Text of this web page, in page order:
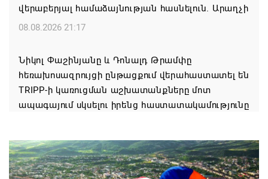
վերաբերյալ համաձայնության հասնելուն. Արաղչի
08.08.2026 21:17
Նիկոլ Փաշինյանը և Դոնալդ Թրամփը
հեռախոսազրույցի ընթացքում վերահաստատել են
TRIPP-ի կառուցման աշխատանքները մոտ
ապագայում սկսելու իրենց հաստատակամությունը
Փաշինյանն ու Ալիևը հեռախոսազրույց են ունեցել․
քննարկվել է TRIPP երթուղու նախագծի